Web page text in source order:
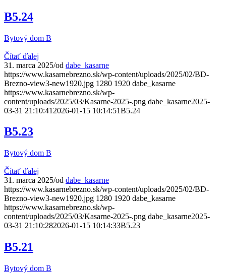
B5.24
Bytový dom B
Čítať ďalej
31. marca 2025/od dabe_kasarne
https://www.kasarnebrezno.sk/wp-content/uploads/2025/02/BD-
Brezno-view3-new1920.jpg 1280 1920 dabe_kasarne
https://www.kasarnebrezno.sk/wp-
content/uploads/2025/03/Kasarne-2025-.png dabe_kasarne2025-
03-31 21:10:41 2026-01-15 10:14:51B5.24
B5.23
Bytový dom B
Čítať ďalej
31. marca 2025/od dabe_kasarne
https://www.kasarnebrezno.sk/wp-content/uploads/2025/02/BD-
Brezno-view3-new1920.jpg 1280 1920 dabe_kasarne
https://www.kasarnebrezno.sk/wp-
content/uploads/2025/03/Kasarne-2025-.png dabe_kasarne2025-
03-31 21:10:282026-01-15 10:14:33B5.23
B5.21
Bytový dom B